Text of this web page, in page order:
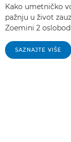
Kako umetničko
pažnju u život
Zoemini 2
SAZNAJTE VIŠE